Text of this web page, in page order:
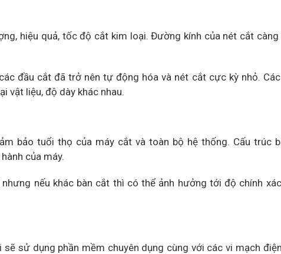
hiệu quả, tốc độ cắt kim loại. Đường kính của nét cắt
đầu cắt đã trở nên tự động hóa và nét cắt cực kỳ nhỏ.
vật liệu, độ dày khác nhau.
bảo tuổi thọ của máy cắt và toàn bộ hệ thống. Cấu trúc
của máy.
nếu khác bàn cắt thì có thể ảnh hưởng tới độ chính
sử dụng phần mềm chuyên dụng cùng với các vi mạch